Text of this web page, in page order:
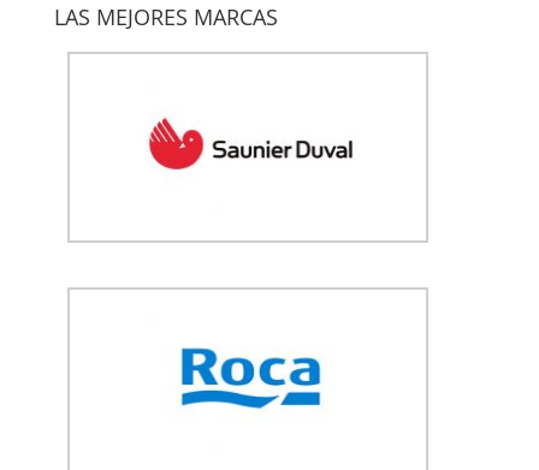
LAS MEJORES MARCAS